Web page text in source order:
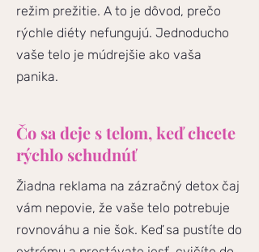
režim prežitie. A to je dôvod, prečo
rýchle diéty nefungujú. Jednoducho
vaše telo je múdrejšie ako vaša
panika.
Čo sa deje s telom, keď chcete
rýchlo schudnúť
Žiadna reklama na zázračný detox čaj
vám nepovie, že vaše telo potrebuje
rovnováhu a nie šok. Keď sa pustíte do